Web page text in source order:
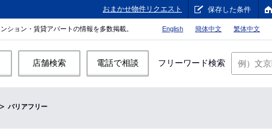
おまかせ物件リクエスト 保存した条件
ション・賃貸アパートの情報を多数掲載。 English 簡体中文 繁体中文
店舗検索 電話で相談 フリーワード検索
バリアフリー